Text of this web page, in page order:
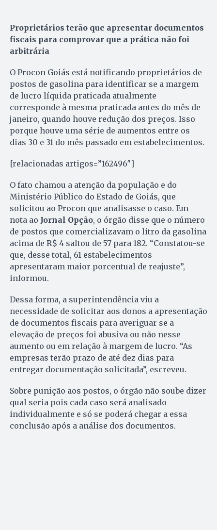
Proprietários terão que apresentar documentos
fiscais para comprovar que a prática não foi
arbitrária
O Procon Goiás está notificando proprietários de
postos de gasolina para identificar se a margem
de lucro líquida praticada atualmente
corresponde à mesma praticada antes do mês de
janeiro, quando houve redução dos preços. Isso
porque houve uma série de aumentos entre os
dias 30 e 31 do mês passado em estabelecimentos.
[relacionadas artigos=”162496″]
O fato chamou a atenção da população e do
Ministério Público do Estado de Goiás, que
solicitou ao Procon que analisasse o caso. Em
nota ao Jornal Opção, o órgão disse que o número
de postos que comercializavam o litro da gasolina
acima de R$ 4 saltou de 57 para 182. “Constatou-se
que, desse total, 61 estabelecimentos
apresentaram maior porcentual de reajuste”,
informou.
Dessa forma, a superintendência viu a
necessidade de solicitar aos donos a apresentação
de documentos fiscais para averiguar se a
elevação de preços foi abusiva ou não nesse
aumento ou em relação à margem de lucro. “As
empresas terão prazo de até dez dias para
entregar documentação solicitada”, escreveu.
Sobre punição aos postos, o órgão não soube dizer
qual seria pois cada caso será analisado
individualmente e só se poderá chegar a essa
conclusão após a análise dos documentos.